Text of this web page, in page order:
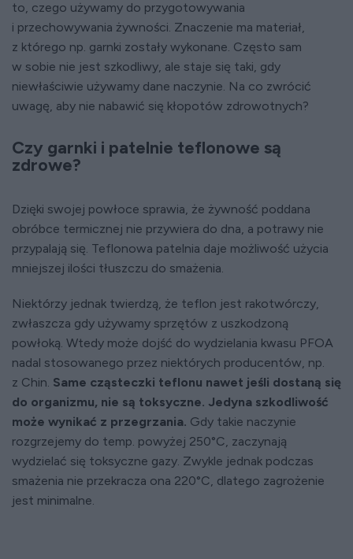
to, czego używamy do przygotowywania
i przechowywania żywności. Znaczenie ma materiał,
z którego np. garnki zostały wykonane. Często sam
w sobie nie jest szkodliwy, ale staje się taki, gdy
niewłaściwie używamy dane naczynie. Na co zwrócić
uwagę, aby nie nabawić się kłopotów zdrowotnych?
Czy garnki i patelnie teflonowe są
zdrowe?
Dzięki swojej powłoce sprawia, że żywność poddana
obróbce termicznej nie przywiera do dna, a potrawy nie
przypalają się. Teflonowa patelnia daje możliwość użycia
mniejszej ilości tłuszczu do smażenia.
Niektórzy jednak twierdzą, że teflon jest rakotwórczy,
zwłaszcza gdy używamy sprzętów z uszkodzoną
powłoką. Wtedy może dojść do wydzielania kwasu PFOA
nadal stosowanego przez niektórych producentów, np.
z Chin. Same cząsteczki teflonu nawet jeśli dostaną się
do organizmu, nie są toksyczne. Jedyna szkodliwość
może wynikać z przegrzania. Gdy takie naczynie
rozgrzejemy do temp. powyżej 250°C, zaczynają
wydzielać się toksyczne gazy. Zwykle jednak podczas
smażenia nie przekracza ona 220°C, dlatego zagrożenie
jest minimalne.